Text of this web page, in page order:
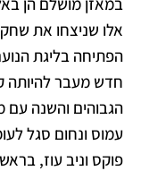
אלו שניצחו את
הפתיחה בליגת
חדש מעבר להיותה
הגבוהים והשנה עם
עמוס ונחום סגל
פוקס וניב עוז,